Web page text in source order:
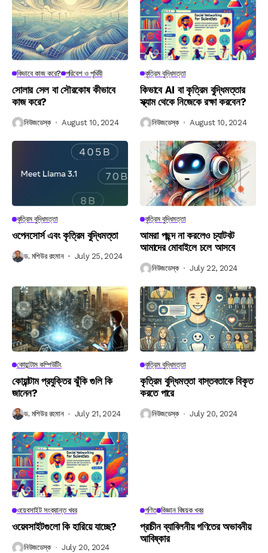
কিভাবে কাজ করে? পরিবেশ ও পৃথিবী
সোলার সেল বা সৌরকোষ কীভাবে
কাজ করে?
নিউজডেস্ক August 10, 2024
কৃত্রিম বুদ্ধিমত্তা
কিভাবে AI বা কৃত্রিম বুদ্ধিমত্তার
স্ক্যাম থেকে নিজেকে রক্ষা করবেন?
নিউজডেস্ক August 10, 2024
কৃত্রিম বুদ্ধিমত্তা
ওপেনসোর্স এবং কৃত্রিম বুদ্ধিমত্তা
ড. মশিউর রহমান July 25, 2024
কৃত্রিম বুদ্ধিমত্তা
আমরা পছন্দ না করলেও চ্যাটবট
আমাদের মোবাইলে চলে আসবে
নিউজডেস্ক July 22, 2024
কোয়ান্টাম কম্পিউটিং
কোয়ান্টাম প্রযুক্তির ঝুঁকি গুলি কি
জানেন?
ড. মশিউর রহমান July 21, 2024
কৃত্রিম বুদ্ধিমত্তা
কৃত্রিম বুদ্ধিমত্তা বাস্তবতাকে বিকৃত
করতে পারে
নিউজডেস্ক July 20, 2024
ওয়েবসাইট সংক্রান্ত খবর
ওয়েবসাইটগুলো কি হারিয়ে যাচ্ছে?
নিউজডেস্ক July 20, 2024
গণিত বিজ্ঞান বিষয়ক খবর
প্রাচীন ব্যাবিলনীয় গণিতের অভাবনীয়
আবিষ্কার